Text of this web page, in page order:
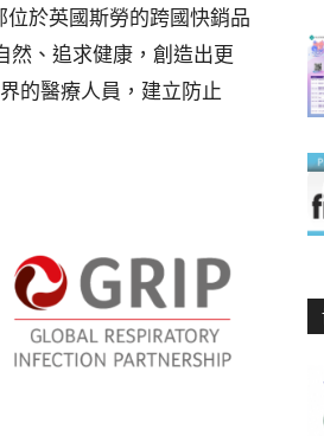
位於英國斯勞的跨國快銷品
然、追求健康，創造出更
的醫療人員，建立防止